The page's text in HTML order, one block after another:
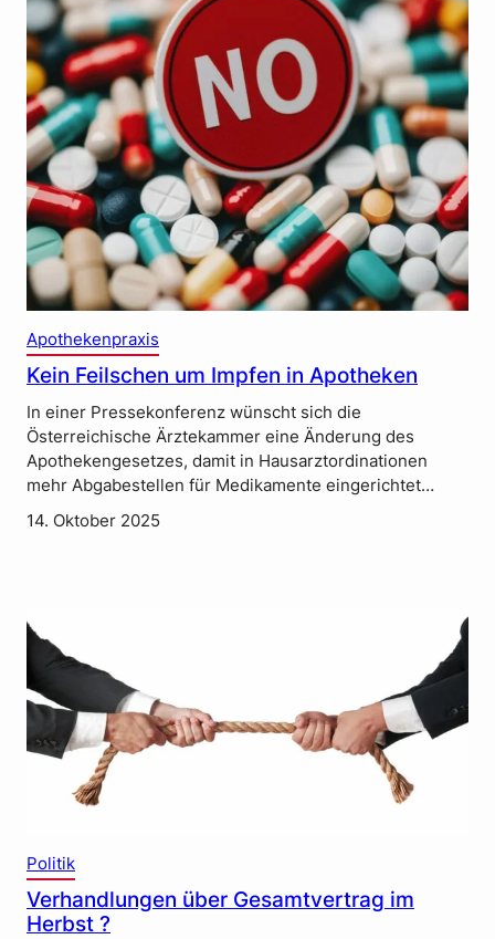
Apothekenpraxis
Kein Feilschen um Impfen in Apotheken
In einer Pressekonferenz wünscht sich die
Österreichische Ärztekammer eine Änderung des
Apothekengesetzes, damit in Hausarztordinationen
mehr Abgabestellen für Medikamente eingerichtet…
14. Oktober 2025
Politik
Verhandlungen über Gesamtvertrag im
Herbst ?